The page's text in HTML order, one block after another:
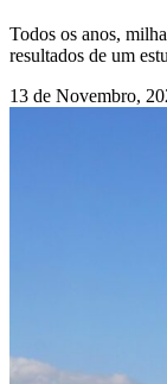
Todos os anos,
resultados de um
13 de Novembro,